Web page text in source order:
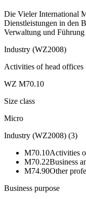
Die Vieler International
Dienstleistungen in den
Verwaltung und Führung
Industry (WZ2008)
Activities of head offices
WZ M70.10
Size class
Micro
Industry (WZ2008) (3)
M70.10Activities
M70.22Business
M74.90Other
Business purpose